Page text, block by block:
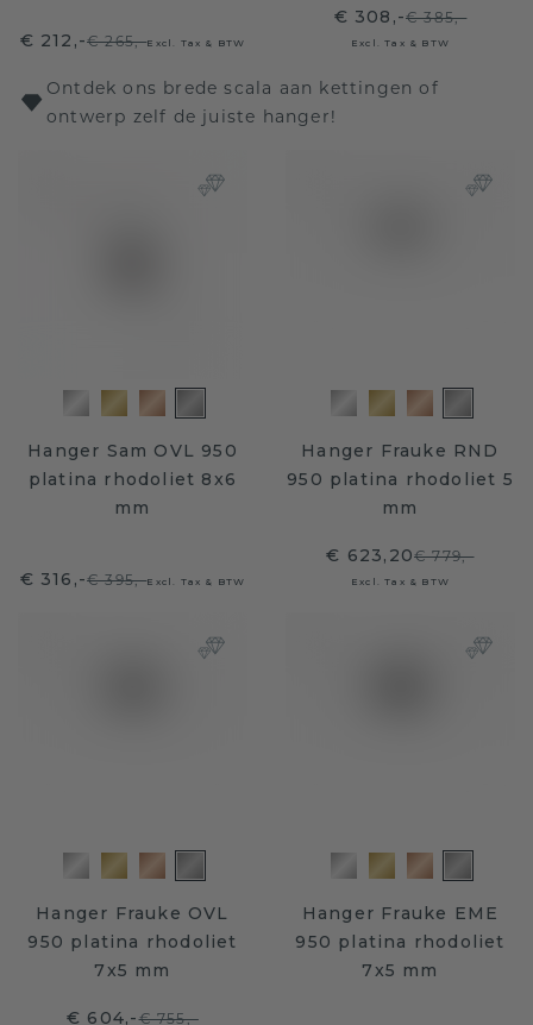
€ 212,-€ 265,-Excl. Tax & BTW
€ 308,-€ 385,-
Excl. Tax & BTW
Ontdek ons brede scala aan kettingen of
ontwerp zelf de juiste hanger!
Hanger Sam OVL 950
platina rhodoliet 8x6
mm
€ 316,-€ 395,-Excl. Tax & BTW
Hanger Frauke RND
950 platina rhodoliet 5
mm
€ 623,20€ 779,-
Excl. Tax & BTW
Hanger Frauke OVL
950 platina rhodoliet
7x5 mm
€ 604,-€ 755,-
Hanger Frauke EME
950 platina rhodoliet
7x5 mm